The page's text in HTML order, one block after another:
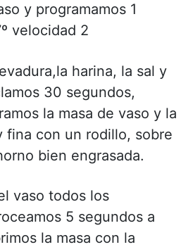
y programamos 1
velocidad 2
harina, la sal y
30 segundos,
la masa de vaso y la
fina con un rodillo, sobre
bien engrasada.
vaso todos los
5 segundos a
la masa con la